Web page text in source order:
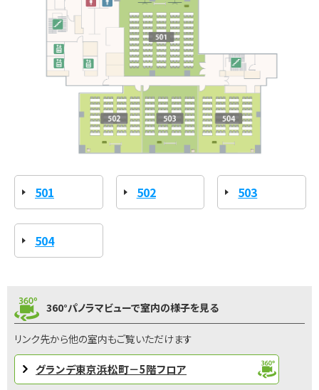
501 502 503
504
360°パノラマビューで室内の様子を見る
リンク先から他の室内もご覧いただけます
グランデ東京浜松町－5階フロア